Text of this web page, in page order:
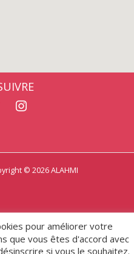
instagram
© 2026 ALAHMI
pour améliorer votre
que vous êtes d'accord avec
si vous le souhaitez.